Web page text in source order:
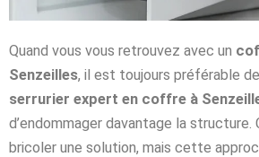
Quand vous vous retrouvez avec un
Senzeilles, il est toujours préférable
serrurier expert en coffre à
d’endommager davantage la
bricoler une solution, mais cette